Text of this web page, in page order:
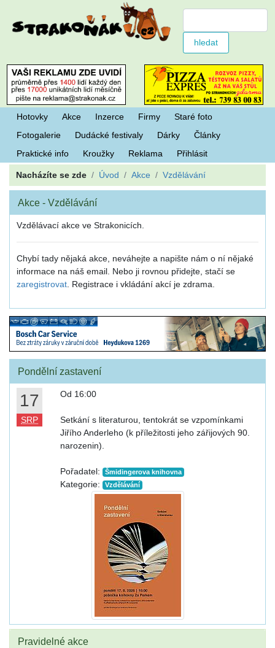
Hotovky Akce Inzerce Firmy
Staré foto
Fotogalerie
Dudácké festivaly Dárky
Články
Praktické info
Kroužky Reklama Přihlásit
Nacházíte se zde Úvod Akce Vzdělávání
Akce - Vzdělávání
Vzdělávací akce ve Strakonicích.
Chybí tady nějaká akce, neváhejte a napište nám o ní nějaké
informace na náš email. Nebo ji rovnou přidejte, stačí se
zaregistrovat. Registrace i vkládání akcí je zdrama.
Pondělní zastavení
17
SRP
Od 16:00
Setkání s literaturou, tentokrát se vzpomínkami
Jiřího Anderleho (k příležitosti jeho zářijových 90.
narozenin).
Pořadatel: Šmidingerova knihovna
Kategorie: Vzdělávání
Pravidelné akce